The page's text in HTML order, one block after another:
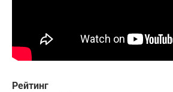
Рейтинг